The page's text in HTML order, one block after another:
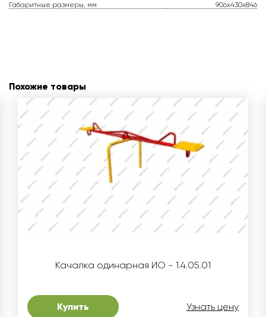
Габаритные размеры, мм 906x430x846
Похожие товары
Качалка одинарная ИО - 1.4.05.01
Купить Узнать цену